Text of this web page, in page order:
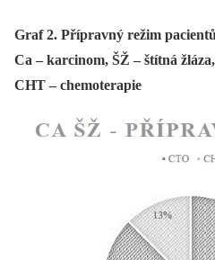
Graf 2. Přípravný režim
Ca – karcinom, ŠŽ – štítná
CHT – chemoterapie